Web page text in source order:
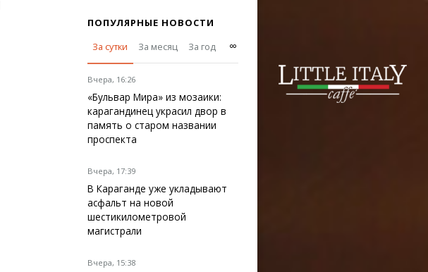
ПОПУЛЯРНЫЕ НОВОСТИ
За сутки
За месяц За год ∞
Вчера, 16:26
«Бульвар Мира» из мозаики:
карагандинец украсил двор в
память о старом названии
проспекта
Вчера, 17:39
В Караганде уже укладывают
асфальт на новой
шестикилометровой
магистрали
Вчера, 15:38